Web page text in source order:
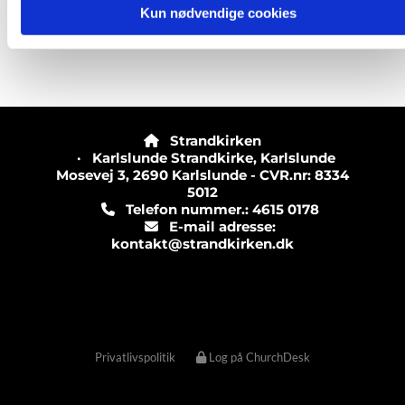
Kun nødvendige cookies

Strandkirken
· Karlslunde Strandkirke, Karlslunde
Mosevej 3, 2690 Karlslunde - CVR.nr: 8334
5012
Telefon nummer.: 4615 0178
E-mail adresse:
kontakt@strandkirken.dk
Privatlivspolitik Log på ChurchDesk